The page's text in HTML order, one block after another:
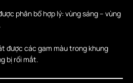
phân bổ hợp lý: vùng sáng – vùng
được các gam màu trong khung
bị rối mắt.